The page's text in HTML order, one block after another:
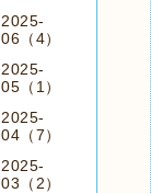
2025-
06（4）
2025-
05（1）
2025-
04（7）
2025-
03（2）